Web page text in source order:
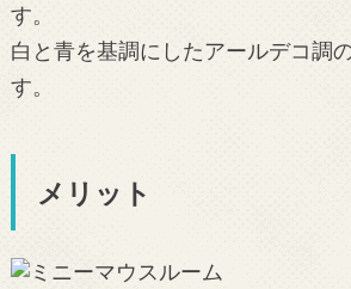
す。
白と青を基調にしたアールデコ調
す。
メリット